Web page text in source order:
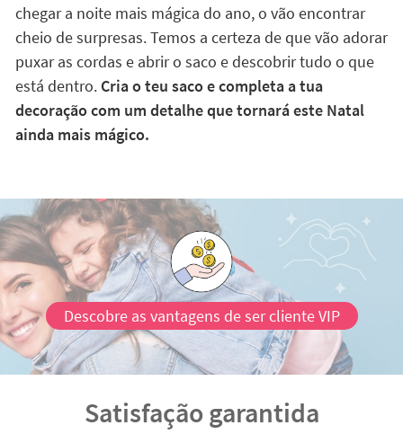
chegar a noite mais mágica do ano, o vão encontrar
cheio de surpresas. Temos a certeza de que vão adorar
puxar as cordas e abrir o saco e descobrir tudo o que
está dentro. Cria o teu saco e completa a tua
decoração com um detalhe que tornará este Natal
ainda mais mágico.
Descobre as vantagens de ser cliente VIP
Satisfação garantida